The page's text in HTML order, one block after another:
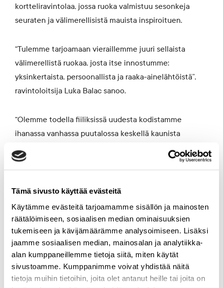
Tämä sivusto käyttää evästeitä
Käytämme evästeitä tarjoamamme sisällön ja mainosten
räätälöimiseen, sosiaalisen median ominaisuuksien
tukemiseen ja kävijämäärämme analysoimiseen. Lisäksi
jaamme sosiaalisen median, mainosalan ja analytiikka-
alan kumppaneillemme tietoja siitä, miten käytät
sivustoamme. Kumppanimme voivat yhdistää näitä
tietoja muihin tietoihin, joita olet antanut heille tai joita on
kortteliravintolaa, jossa ruoka valmistuu sesonkeja
seuraten ja välimerellisistä mauista inspiroituen.
“Tulemme tarjoamaan vieraillemme juuri sellaista
välimerellistä ruokaa, josta itse innostumme:
yksinkertaista, persoonallista ja raaka-ainelähtöistä”,
ravintoloitsija Luka Balac sanoo.
“Olemme todella fiiliksissä uudesta kodistamme
ihanassa vanhassa puutalossa keskellä kaunista
elämää ja elämyksiä Kaivopuistoon”, Balac jatkaa.
Päiväkahvit puutarhassa,
illallista terassilla
Elm levittäytyy Puistokatu 4:n ensimmäiseen
kerrokseen, terassille ja puutarhaan. Ravintola tarjoaa
viihtyisät tilat niin lounastajille, päiväkahvittelijoille